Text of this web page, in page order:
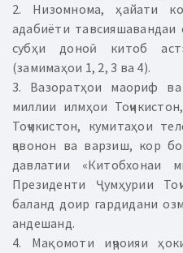
2. Низомнома, ҳайати
адабиёти тавсияшавандаи
субҳи доноӣ китоб
(замимаҳои 1, 2, 3 ва 4).
3. Вазоратҳои маориф
миллии илмҳои
Тоҷикистон, кумитаҳои
ҷавонон ва варзиш, кор
давлатии «Китобхонаи
Президенти Ҷумҳурии
баланд доир гардидани
андешанд.
4. Мақомоти иҷроияи